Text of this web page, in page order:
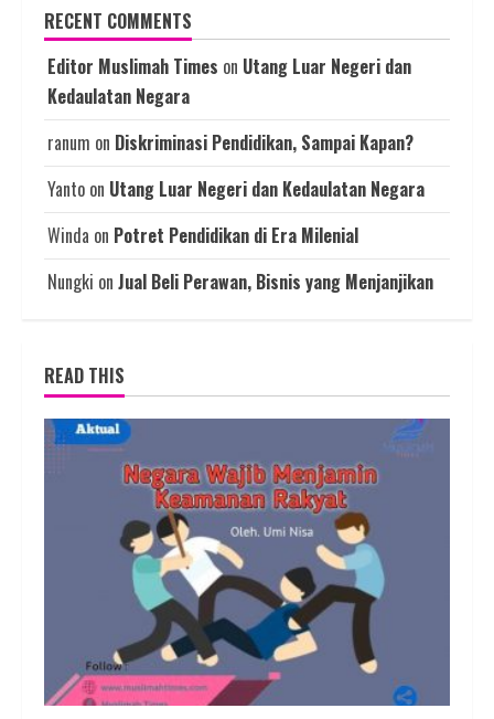
RECENT COMMENTS
Editor Muslimah Times on Utang Luar Negeri dan
Kedaulatan Negara
ranum on Diskriminasi Pendidikan, Sampai Kapan?
Yanto on Utang Luar Negeri dan Kedaulatan Negara
Winda on Potret Pendidikan di Era Milenial
Nungki on Jual Beli Perawan, Bisnis yang Menjanjikan
READ THIS